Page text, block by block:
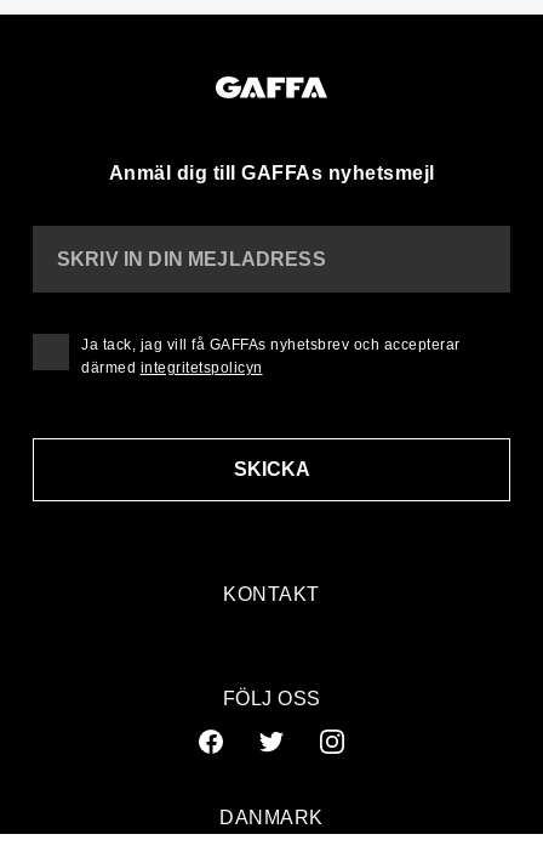
Anmäl dig till GAFFAs nyhetsmejl
KONTAKT
SKRIV IN DIN MEJLADRESS
SKICKA
Ja tack, jag vill få GAFFAs nyhetsbrev och accepterar
därmed integritetspolicyn
FÖLJ OSS
DANMARK